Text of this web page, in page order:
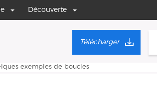
Découverte
Télécharger
exemples de boucles